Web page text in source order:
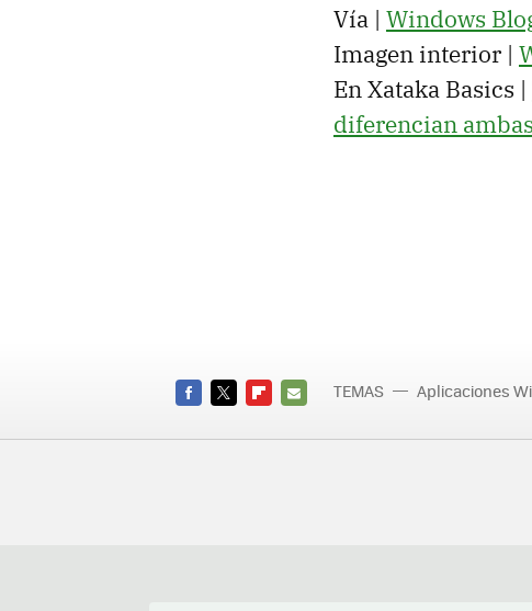
Vía | Windows
Imagen interior |
En Xataka Basics |
diferencian
MAIL
TEMAS Aplicaciones